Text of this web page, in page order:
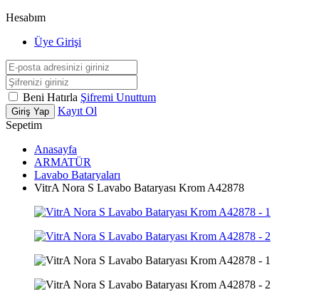
Hesabım
Üye Girişi
Beni Hatırla Şifremi Unuttum
Giriş Yap
Kayıt Ol
Sepetim
Anasayfa
ARMATÜR
Lavabo Bataryaları
VitrA Nora S Lavabo Bataryası Krom A42878